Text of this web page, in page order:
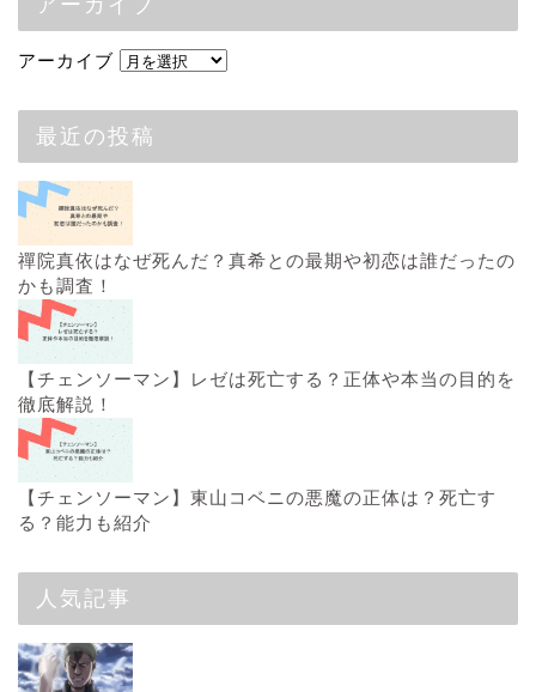
アーカイブ
アーカイブ
最近の投稿
禪院真依はなぜ死んだ？真希との最期や初恋は誰だったの
かも調査！
【チェンソーマン】レゼは死亡する？正体や本当の目的を
徹底解説！
【チェンソーマン】東山コベニの悪魔の正体は？死亡す
る？能力も紹介
人気記事